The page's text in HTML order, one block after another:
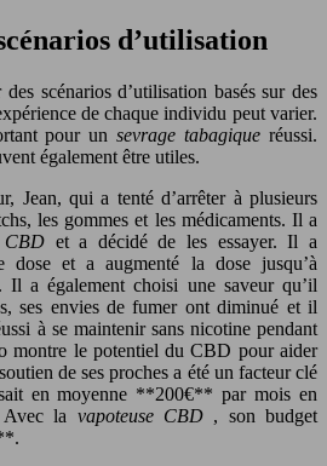
d’utilisation
scénarios d’utilisation basés sur des
de chaque individu peut varier.
pour unsevrage tabagiqueréussi.
également être utiles.
Jean, qui a tenté d’arrêter à plusieurs
les gommes et les médicaments. Il a
CBD et a décidé de les essayer. Il a
dose et a augmenté la dose jusqu’à
Il a également choisi une saveur qu’il
ses envies de fumer ont diminué et il
à se maintenir sans nicotine pendant
montre le potentiel du CBD pour aider
de ses proches a été un facteur clé
en moyenne **200€** par mois en
Avec la vapoteuse CBD , son budget